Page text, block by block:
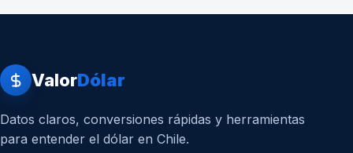
3 dic 2020
1 dic 2020
ValorDólar
Datos claros, conversiones rápidas y herramientas
para entender el dólar en Chile.